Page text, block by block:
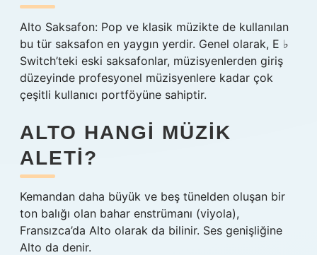
Alto Saksafon: Pop ve klasik müzikte de kullanılan
bu tür saksafon en yaygın yerdir. Genel olarak, E ♭
Switch’teki eski saksafonlar, müzisyenlerden giriş
düzeyinde profesyonel müzisyenlere kadar çok
çeşitli kullanıcı portföyüne sahiptir.
ALTO HANGI MÜZIK
ALETI?
Kemandan daha büyük ve beş tünelden oluşan bir
ton balığı olan bahar enstrümanı (viyola),
Fransızca’da Alto olarak da bilinir. Ses genişliğine
Alto da denir.